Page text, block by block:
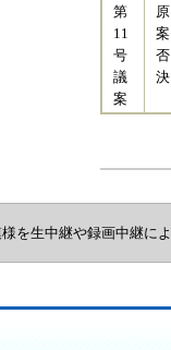
第
11
号
議
案
原
案
否
決
を生中継や録画中継に